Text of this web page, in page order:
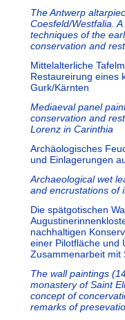
The Antwerp
Coesfeld/Westfalia.
techniques of the
conservation and
Mittelalterliche
Restaureirung eines
Gurk/Kärnten
Mediaeval panel
conservation and
Lorenz in Carinthia
Archäologisches
und Einlagerungen
Archaeological wet
and encrustations of
Die spätgotischen
nachhaltigen
einer Pilotfläche und
Zusammenarbeit mit
The wall paintings
monastery of Saint
concept of
remarks of